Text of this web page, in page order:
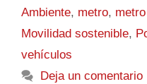
Ambiente, metro,
Movilidad sostenible,
vehículos
Deja un comentario